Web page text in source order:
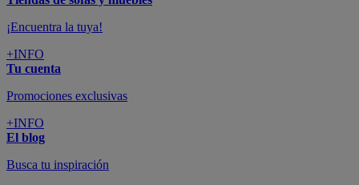
¡Encuentra la tuya!
+INFO
Tu cuenta
Promociones exclusivas
+INFO
El blog
Busca tu inspiración